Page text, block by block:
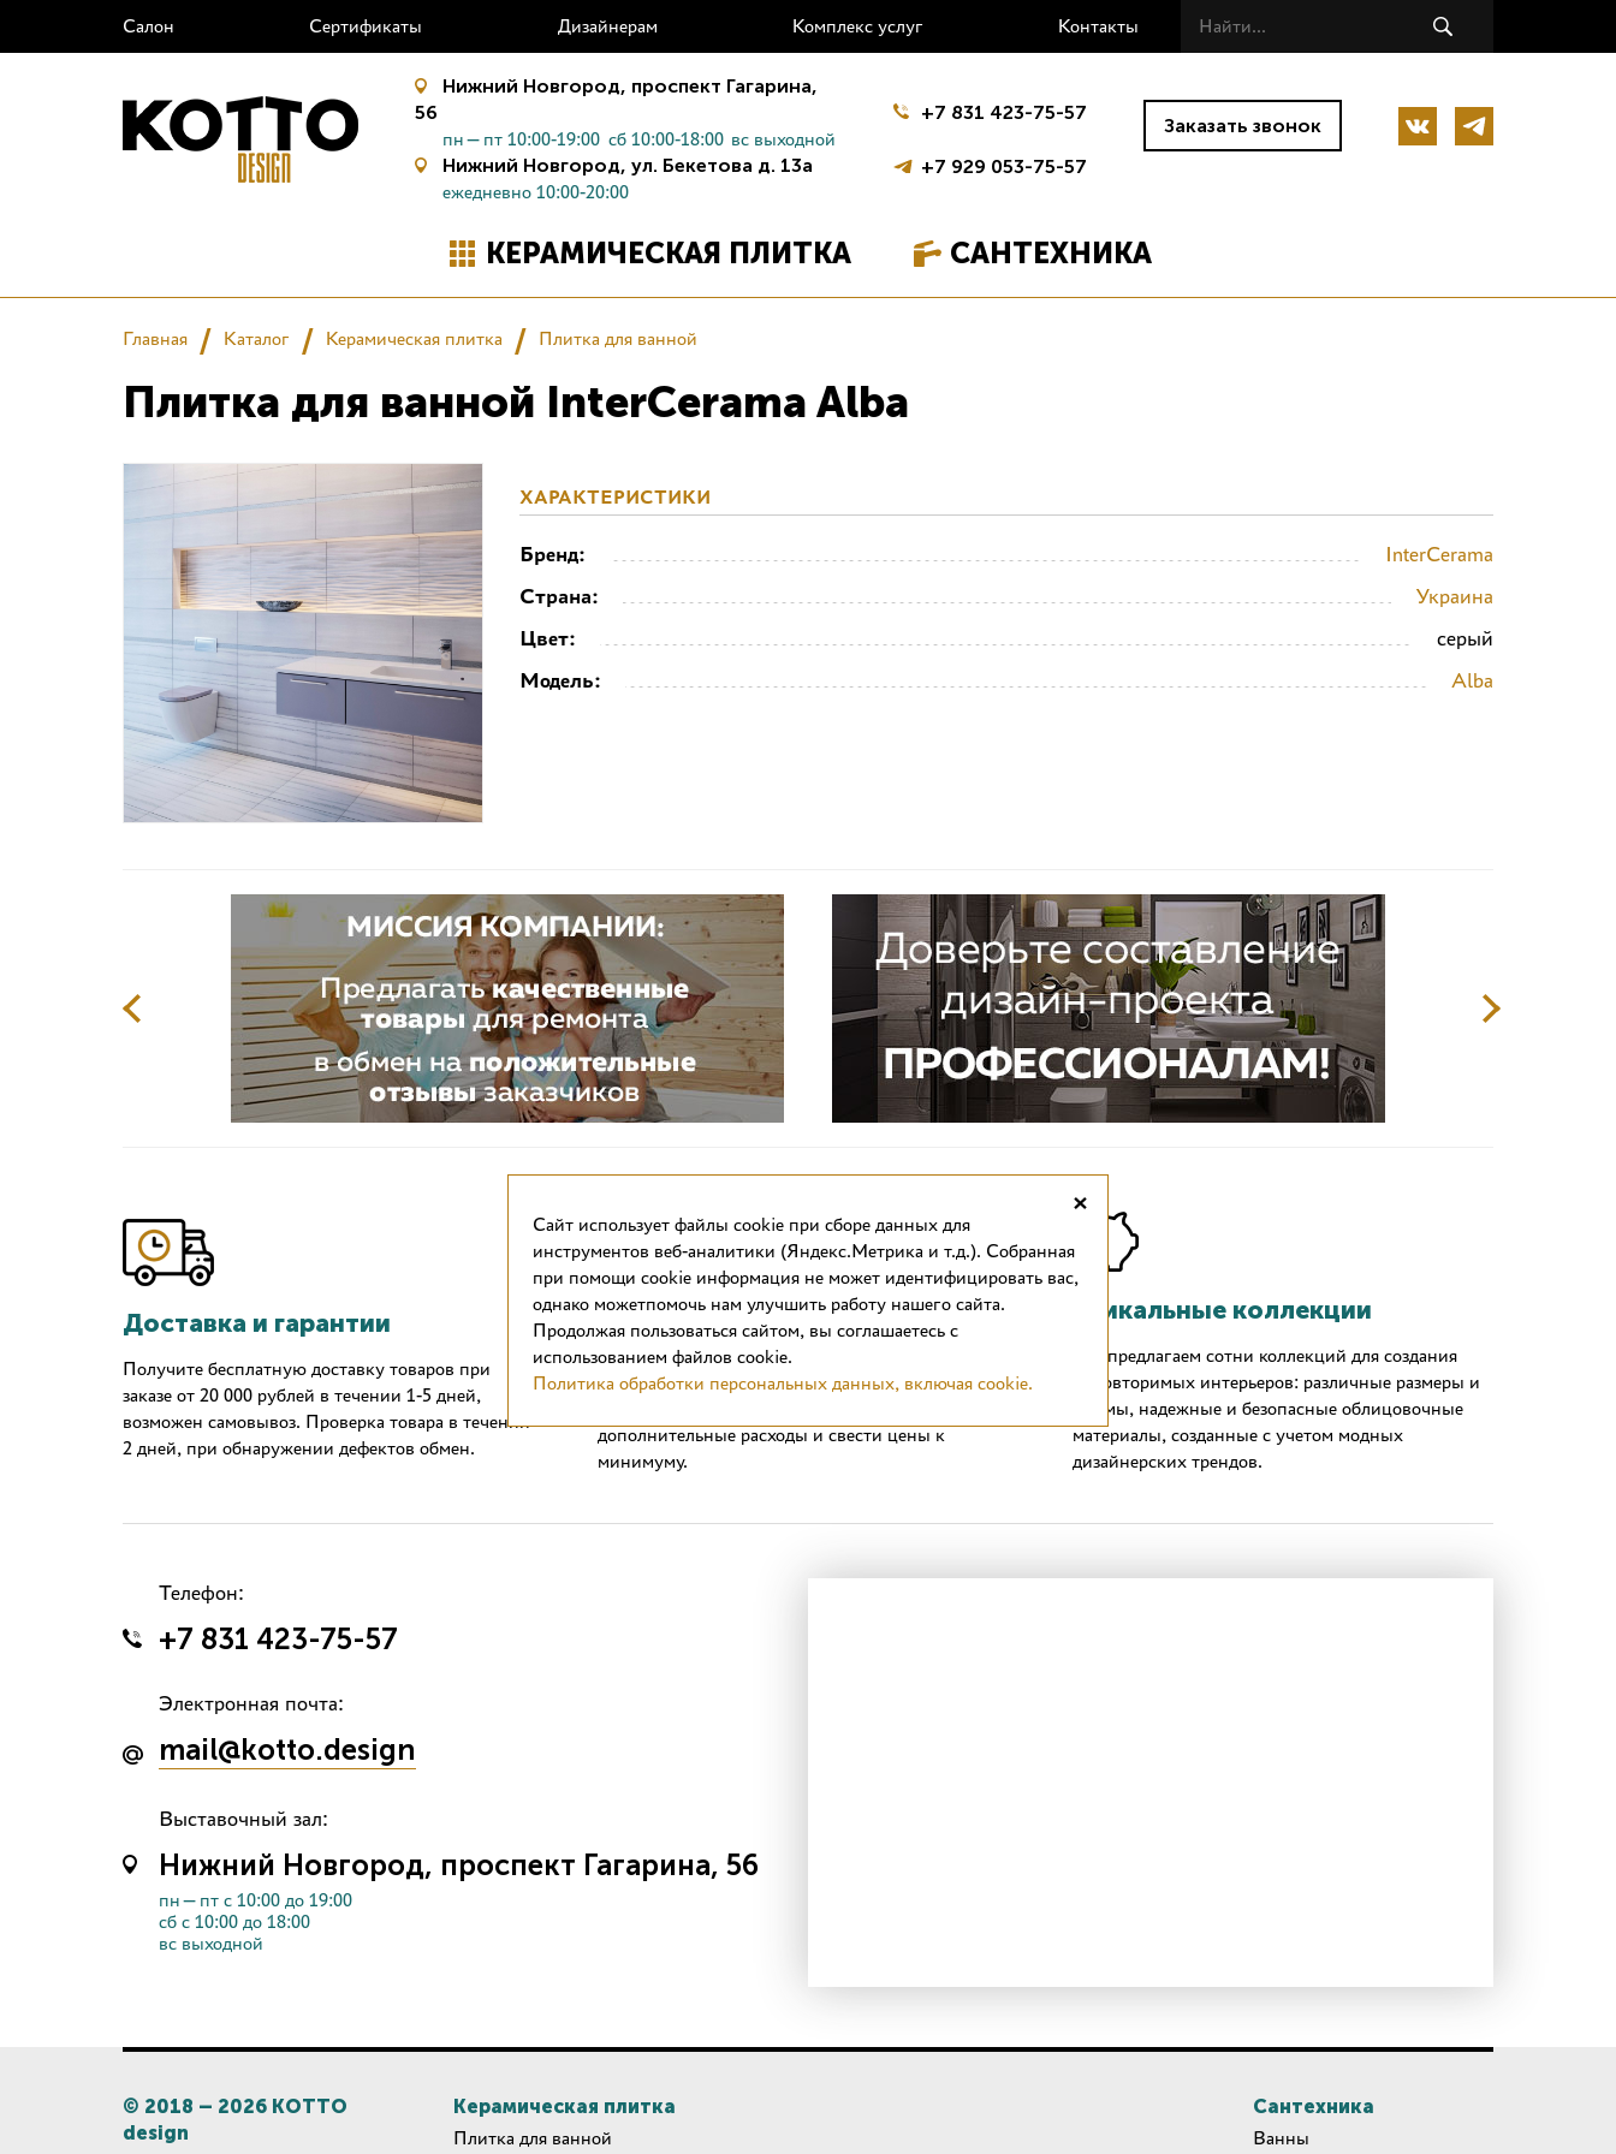
Салон Сертификаты Дизайнерам Комплекс услуг Контакты
Нижний Новгород, проспект Гагарина,
56
пн—пт 10:00-19:00 сб 10:00-18:00 вс выходной
Нижний Новгород, ул. Бекетова д. 13а
ежедневно 10:00-20:00
+7 831 423-75-57
+7 929 053-75-57
Заказать звонок
КЕРАМИЧЕСКАЯ ПЛИТКА САНТЕХНИКА
Главная Каталог Керамическая плитка Плитка для ванной
Плитка для ванной InterCerama Alba
ХАРАКТЕРИСТИКИ
Бренд:
InterCerama
Страна:
Украина
Цвет:
серый
Модель:
Alba
Доставка и гарантии
Получите бесплатную доставку товаров при
заказе от 20 000 рублей в течении 1-5 дней,
возможен самовывоз. Проверка товара в течении
2 дней, при обнаружении дефектов обмен.
Выгодные цены
Стоимость отделочных материалов в интернет-
магазине вас приятно удивит. Продажа плитки в
дополнительные расходы и свести цены к
минимуму.
Уникальные коллекции
Мы предлагаем сотни коллекций для создания
неповторимых интерьеров: различные размеры и
формы, надежные и безопасные облицовочные
материалы, созданные с учетом модных
дизайнерских трендов.
Телефон:
+7 831 423-75-57
Электронная почта:
mail@kotto.design
Выставочный зал:
Нижний Новгород, проспект Гагарина, 56
пн—пт с 10:00 до 19:00
сб с 10:00 до 18:00
вс выходной
© 2018 – 2026 КОТТО
design
Керамическая плитка
Плитка для ванной
Сантехника
Ванны
×
Cайт использует файлы cookie при сборе данных для
инструментов веб-аналитики (Яндекс.Метрика и т.д.). Собранная
при помощи cookie информация не может идентифицировать вас,
однако можетпомочь нам улучшить работу нашего сайта.
Продолжая пользоваться сайтом, вы соглашаетесь с
использованием файлов cookie.
Политика обработки персональных данных, включая cookie.